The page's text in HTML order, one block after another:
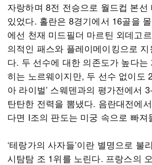
자랑하며 8전 전승으로 월드컵 본선
있었다. 홀란은 8경기에서 16골을
에선 천재 미드필더 마르틴 외데고
의적인 패스와 플레이메이킹으로
다. 두 선수에 대한 의존도가 높다는
히는 노르웨이지만, 두 선수 없이도
아 라이벌’ 스웨덴과의 평가전에서
탄탄한 전력을 뽐냈다. 음란대전에
다면 I조의 판도는 미궁 속으로 빠져
‘테랑가의 사자들’이란 별명으로 불
시탐탐 조 1위를 노린다. 프랑스의